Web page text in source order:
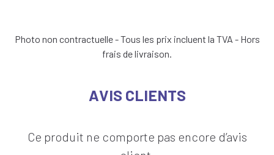
Photo non contractuelle - Tous les prix incluent la TVA - Hors
frais de livraison.
AVIS CLIENTS
Ce produit ne comporte pas encore d’avis